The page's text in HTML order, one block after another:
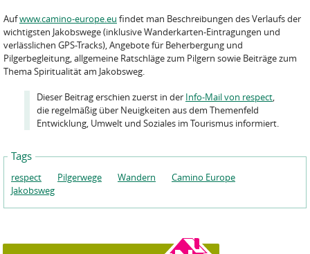
Aufwww.camino-europe.eu findet man Beschreibungen des Verlaufs der
wichtigsten Jakobswege (inklusive Wanderkarten-Eintragungen und
verlässlichen GPS-Tracks), Angebote für Beherbergung und
Pilgerbegleitung, allgemeine Ratschläge zum Pilgern sowie Beiträge zum
Thema Spiritualität am Jakobsweg.
Dieser Beitrag erschien zuerst in der Info-Mail von respect,
die regelmäßig über Neuigkeiten aus dem Themenfeld
Entwicklung, Umwelt und Soziales im Tourismus informiert.
Tags
respect Pilgerwege Wandern
Camino Europe
Jakobsweg